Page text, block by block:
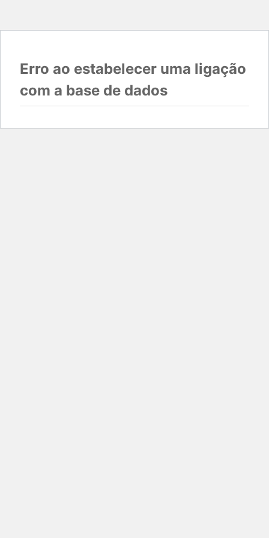
Erro ao estabelecer uma ligação
com a base de dados